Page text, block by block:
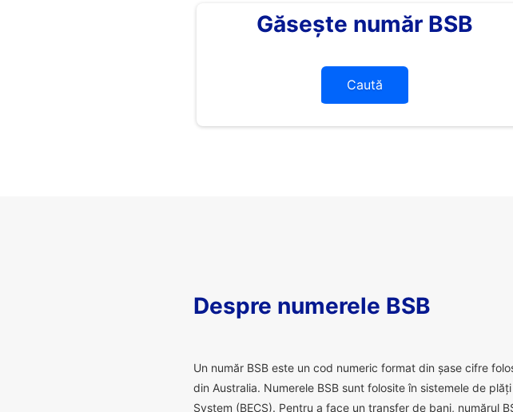
Găsește număr BSB
Caută
Despre numerele BSB
Un număr BSB este un cod numeric format din șase cifre
din Australia. Numerele BSB sunt folosite în sistemele de
System (BECS). Pentru a face un transfer de bani, numărul